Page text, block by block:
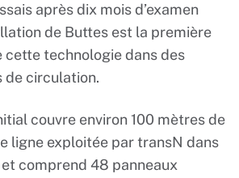
après dix mois d’examen
de Buttes est la première
cette technologie dans des
de circulation.
couvre environ 100 mètres de
ligne exploitée par transN dans
comprend 48 panneaux